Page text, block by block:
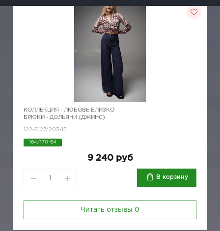
КОЛЛЕКЦИЯ - ЛЮБОВЬ БЛИЗКО
БРЮКИ - ДОЛЬЯНИ (ДЖИНС)
122-8127/203-15
164/170-84
9 240 руб
В корзину
Читать отзывы 0